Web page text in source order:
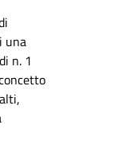
una
n. 1